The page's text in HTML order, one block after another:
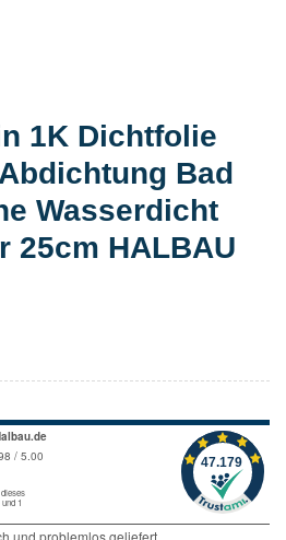
1K Dichtfolie
Bad
Wasserdicht
25cm HALBAU